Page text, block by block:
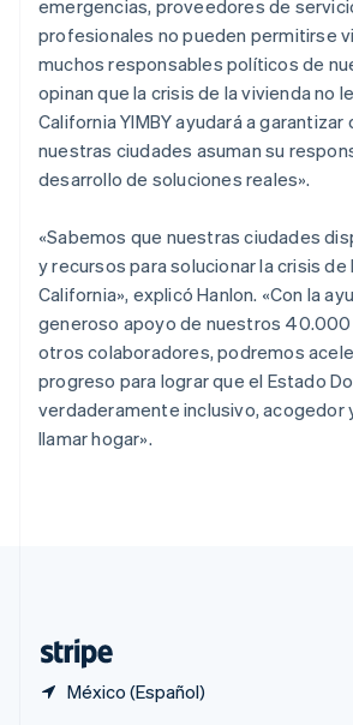
emergencias, proveedores de
profesionales no pueden permitirse
muchos responsables políticos de
opinan que la crisis de la vivienda no
California YIMBY ayudará a garantizar
nuestras ciudades asuman su
desarrollo de soluciones reales».
«Sabemos que nuestras ciudades
y recursos para solucionar la crisis de
California», explicó Hanlon. «Con la
generoso apoyo de nuestros
otros colaboradores, podremos
progreso para lograr que el Estado
verdaderamente inclusivo, acogedor
llamar hogar».
México (Español)
Noruega
English
Nueva Zelandia
English
Países Bajos
Nederlands English
Polonia
PortuguêsEnglish
RAE de Hong Kong, China
English简体中文
Reino Unido
English
República Checa
English
Rumania
English